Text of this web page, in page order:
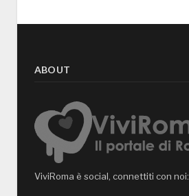
ABOUT
ViviRoma è social, connettiti con noi: